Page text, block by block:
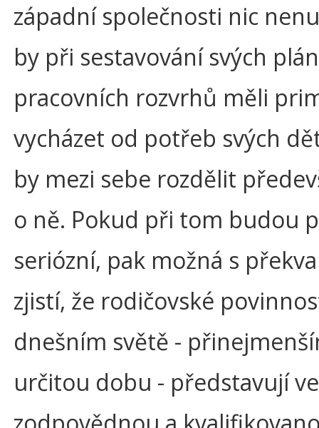
západní společnosti nic
by při sestavování svých
pracovních rozvrhů měli
vycházet od potřeb svých
by mezi sebe rozdělit
o ně. Pokud při tom budou
seriózní, pak možná s
zjistí, že rodičovské
dnešním světě -
určitou dobu - představují